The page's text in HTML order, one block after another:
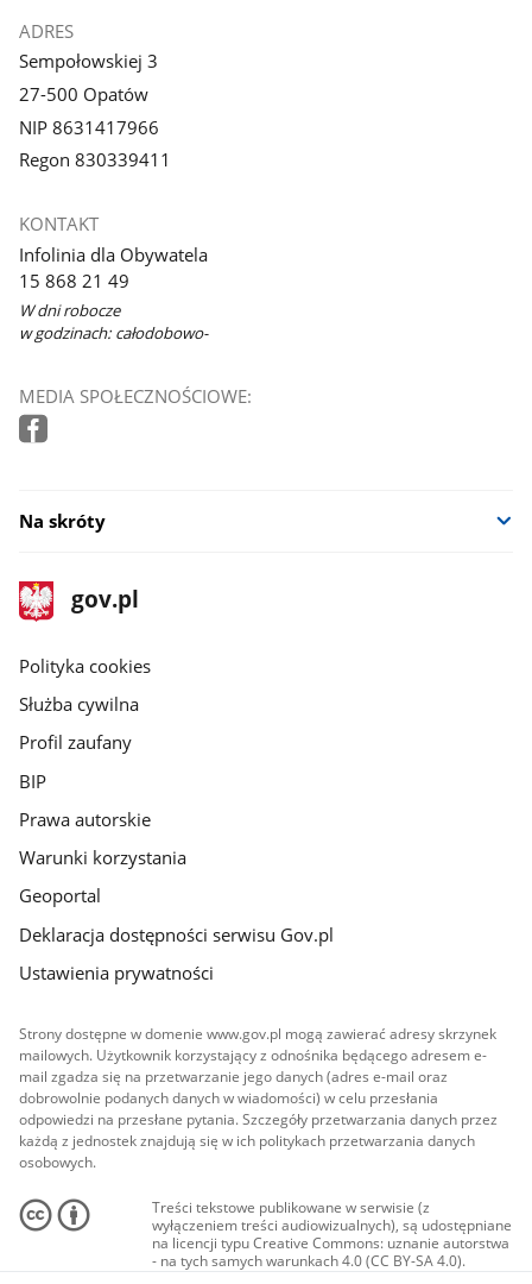
ADRES
Sempołowskiej 3
27-500 Opatów
NIP 8631417966
Regon 830339411
KONTAKT
Infolinia dla Obywatela
15 868 21 49
W dni robocze
w godzinach: całodobowo-
MEDIA SPOŁECZNOŚCIOWE:
Na skróty
stopka
gov.pl
Strona
gov.pl
gov.pl
Polityka cookies
Służba cywilna
Profil zaufany
BIP
Prawa autorskie
Warunki korzystania
Geoportal
Deklaracja dostępności serwisu Gov.pl
Ustawienia prywatności
Strony dostępne w domenie www.gov.pl mogą zawierać adresy skrzynek
mailowych. Użytkownik korzystający z odnośnika będącego adresem e-
mail zgadza się na przetwarzanie jego danych (adres e-mail oraz
dobrowolnie podanych danych w wiadomości) w celu przesłania
odpowiedzi na przesłane pytania. Szczegóły przetwarzania danych przez
każdą z jednostek znajdują się w ich politykach przetwarzania danych
osobowych.
Treści tekstowe publikowane w serwisie (z
wyłączeniem treści audiowizualnych), są udostępniane
na licencji typu Creative Commons: uznanie autorstwa
- na tych samych warunkach 4.0 (CC BY-SA 4.0).
Materiały audiowizualne, w tym zdjęcia, materiały